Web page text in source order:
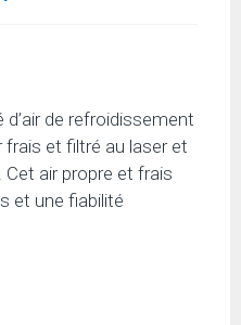
d’air de refroidissement
frais et filtré au laser et
Cet air propre et frais
et une fiabilité